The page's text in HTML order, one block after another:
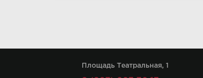
Площадь Театральная, 1